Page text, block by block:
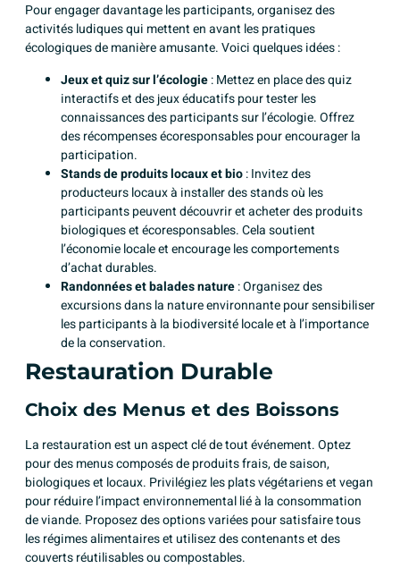
Pour engager davantage les participants, organisez des
activités ludiques qui mettent en avant les pratiques
écologiques de manière amusante. Voici quelques idées :
Jeux et quiz sur l’écologie: Mettez en place des quiz
interactifs et des jeux éducatifs pour tester les
connaissances des participants sur l’écologie. Offrez
des récompenses écoresponsables pour encourager la
participation.
Stands de produits locaux et bio: Invitez des
producteurs locaux à installer des stands où les
participants peuvent découvrir et acheter des produits
biologiques et écoresponsables. Cela soutient
l’économie locale et encourage les comportements
d’achat durables.
Randonnées et balades nature: Organisez des
excursions dans la nature environnante pour sensibiliser
les participants à la biodiversité locale et à l’importance
de la conservation.
Restauration Durable
Choix des Menus et des Boissons
La restauration est un aspect clé de tout événement. Optez
pour des menus composés de produits frais, de saison,
biologiques et locaux. Privilégiez les plats végétariens et vegan
pour réduire l’impact environnemental lié à la consommation
de viande. Proposez des options variées pour satisfaire tous
les régimes alimentaires et utilisez des contenants et des
couverts réutilisables ou compostables.